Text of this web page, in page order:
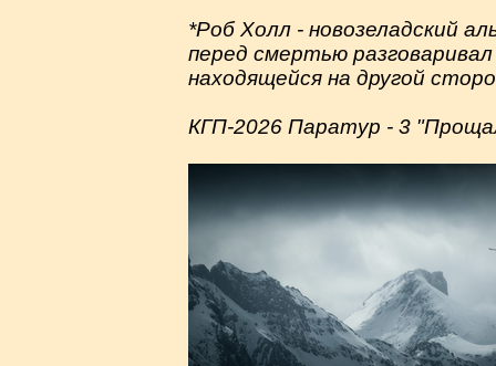
*Роб Холл - новозеладский
перед смертью
находящейся на другой
КГП-2026 Паратур - 3